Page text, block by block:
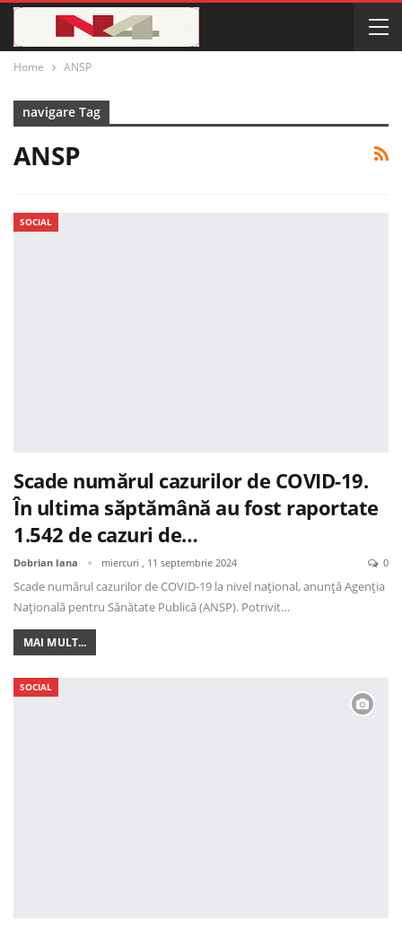
Home ANSP
navigare Tag
ANSP
SOCIAL
Scade numărul cazurilor de COVID-19.
În ultima săptămână au fost raportate
1.542 de cazuri de…
Dobrian Iana miercuri , 11 septembrie 2024 0
Scade numărul cazurilor de COVID-19 la nivel național, anunță Agenția
Națională pentru Sănătate Publică (ANSP). Potrivit…
MAI MULT...
SOCIAL